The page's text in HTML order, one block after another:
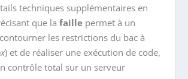
techniques supplémentaires en
que lafaille permet à un
les restrictions du bac à
) et de réaliser une exécution de code,
contrôle total sur un serveur